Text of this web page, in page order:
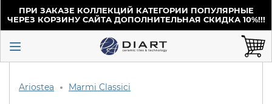
ПРИ ЗАКАЗЕ КОЛЛЕКЦИЙ КАТЕГОРИИ ПОПУЛЯРНЫЕ
ЧЕРЕЗ КОРЗИНУ САЙТА ДОПОЛНИТЕЛЬНАЯ СКИДКА 10%!!!
Ariostea Marmi Classici